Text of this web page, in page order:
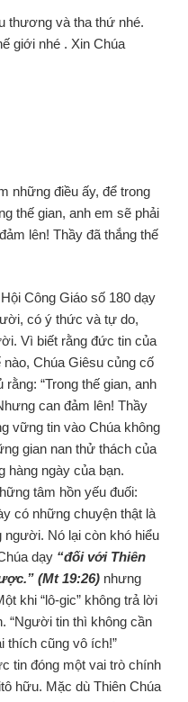
thương và tha thứ nhé.
giới nhé . Xin Chúa
những điều ấy, để trong
thế gian, anh em sẽ phải
lên! Thầy đã thắng thế
Công Giáo số 180 dạy
có ý thức và tự do,
Vì biết rằng đức tin của
Chúa Giêsu củng cố
“Trong thế gian, anh
can đảm lên! Thầy
vững tin vào Chúa không
gian nan thử thách của
hàng ngày của bạn.
tâm hồn yếu đuối:
có những chuyện thật là
người. Nó lại còn khó hiểu
dạy “đối với Thiên
(Mt 19:26) nhưng
khi “lô-gic” không trả lời
“Người tin thì không cần
thích cũng vô ích!”
tin đóng một vai trò chính
hữu. Mặc dù Thiên Chúa